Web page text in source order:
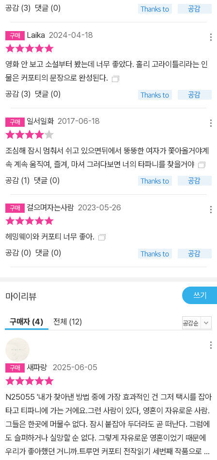
다혜(씨네21) [작품 소개] 미국 문학사상 가장 무모하고 매력적이며
작 뉴욕 맨해튼, 세상에서 가장 화려한 상점들이 모여 있는 5번가의
이른 아침. 세속적인 꿈을 담은 물건들이 아직 유리장 속에 잠들어 있
는 시간, 한 여자가 택시에서 내린다. 검은 선글라스에 시크한 검정 드
레스를 입은 깡마른 여인은 보석상 ‘티파니’의 진열장으로 다가가, 손
으며 유리장 너머의 물건을 바라보고, 그 뒤로 서정적인 영화음악 <
티파니에서 아침을>의 유명한 오프닝 신이자, ‘세계가 사랑한’이라는
흔한 수식어를 붙여도 전혀 어색하지 않은 여주인공 홀리 골라이틀리
의 등장으로 기억되는 장면이다. 커포티가 1958년에 발표한 소설
《티파니에서 아침을》의 홀리 골라이틀리는 현대 문학사에서 길이 남
을 여주인공으로 꼽힌다. ‘1900년 이후 최고의 소설 주인공 100인’
중 홀리 골라이틀리는 당당히 11위를 차지하고 있는데, 여성 인물로
는 8위에 오른 《율리시스》의 몰리 블룸 다음이지만 아마도 지명도로
는 홀리 골라이틀리가 1위라고 해도 과장은 아닐 것이다. 홀리 골라이
틀리의 이름을 몰라도, ‘티파니에서 아침을’이라는 소설이나 영화를
본 적이 없어도, 오드리 헵번으로 표상되는 귀엽고도 우아한 이 여인
라이틀리Go-lightly’가 의미하듯 한곳에 머무를 수 없는 여인이다.
한곳에 마음을 두지 않으려 살림도 늘리지 않고 키우는 고양이에게
이름도 붙여주지 않으며 언제나 떠날 사람처럼 명함에는 “여행 중”이
라는 문구를 새기고 다니는 홀리는, 영화배우가 될 수 있는 기회를 자
유 때문에 날려버리고 일정한 직업 없이 ‘화장실에 한 번 다녀오는 대
가’로 50달러를 받아 생활하면서도 친구의 생일 선물로 350달러나
되는 터무니없이 비싼 새장을 사는 대책 없는 낭만주의자다. 하지만
동시에 삶에 “심술궂은 빨강”이나 “뚱뚱한 여자”가 찾아와 불안과 우
울 발작에 시달리기도 하는 그녀는 결코 삶의 공허를 떨쳐내지 못한
다. 한없이 순수하지만 한없이 세속적이기도 한 이 여인의 영혼에 대
해 명확히 알 수 있는 사람은 별로 없다. 무모할 만큼 순간을 위해 살
면서도 어디에도 뿌리 내리지 못하고 먼지처럼 가볍게 세상을 떠도는
홀리는 ‘문학사상 가장 매력적인 여주인공’으로 불릴 만하다. 실제로
공감 (3) 댓글 (0)
Laika 2024-04-18
영화 안 보고 소설부터 봤는데 너무 좋았다. 홀리 고라이틀리라는 인
물은 커포티의 문장으로 완성된다.
공감 (3) 댓글 (0)
일서일화2017-06-18
조심해 잠시 멈춰서 쉬고 있으면뒤에서 뚱뚱한 여자가 쫓아올거야계
속 계속 움직여, 즐겨, 마셔 그러다보면 너의 타파니를 찾을거야
공감 (1) 댓글 (0)
걸으며자는사람 2023-05-26
헤밍웨이와 커포티 너무 좋아.
공감 (0) 댓글 (0)
마이리뷰 쓰기
구매자 (4) 전체 (12)
새파랑 2025-06-05
N25055 '내가 찾아낸 방법 중에 가장 효과적인 건 그저 택시를 잡아
타고 티파니에 가는 거에요.그런 사람이 있다, 영혼이 자유로운 사람.
그들은 한곳에 머물수 없다. 잠시 붙잡아 두더라도 곧 떠난다. 그럼에
도 슬퍼하거나 실망할 순 없다. 그렇게 자유로운 영혼이었기 때문에
우리가 좋아했던 거니까.트루먼 커포티 전작읽기 세번째 작품으로 <